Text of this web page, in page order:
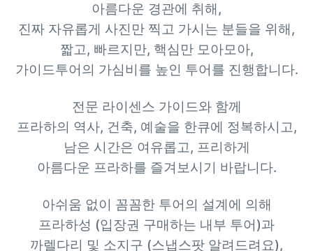
아름다운 경관에 취해,
진짜 자유롭게 사진만 찍고 가시는 분들을 위해,
짧고, 빠르지만, 핵심만 모아모아,
가이드투어의 가심비를 높인 투어를 진행합니다.
전문 라이센스 가이드와 함께
프라하의 역사, 건축, 예술을 한큐에 정복하시고,
남은 시간은 여유롭고, 프리하게
아름다운 프라하를 즐겨보시기 바랍니다.
아쉬움 없이 꼼꼼한 투어의 설계에 의해
프라하성 (입장권 구매하는 내부 투어)과
까렐다리 및 소지구 (스냅스팟 알려드려요),